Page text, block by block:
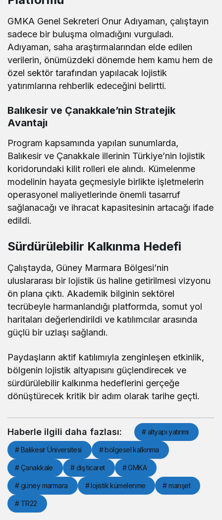
GMKA Genel Sekreteri Onur Adıyaman, çalıştayın
sadece bir buluşma olmadığını vurguladı.
Adıyaman, saha araştırmalarından elde edilen
verilerin, önümüzdeki dönemde hem kamu hem de
özel sektör tarafından yapılacak lojistik
yatırımlarına rehberlik edeceğini belirtti.
Balıkesir ve Çanakkale’nin Stratejik
Avantajı
Program kapsamında yapılan sunumlarda,
Balıkesir ve Çanakkale illerinin Türkiye’nin lojistik
koridorundaki kilit rolleri ele alındı. Kümelenme
modelinin hayata geçmesiyle birlikte işletmelerin
operasyonel maliyetlerinde önemli tasarruf
sağlanacağı ve ihracat kapasitesinin artacağı ifade
edildi.
Sürdürülebilir Kalkınma Hedefi
Çalıştayda, Güney Marmara Bölgesi’nin
uluslararası bir lojistik üs haline getirilmesi vizyonu
ön plana çıktı. Akademik bilginin sektörel
tecrübeyle harmanlandığı platformda, somut yol
haritaları değerlendirildi ve katılımcılar arasında
güçlü bir uzlaşı sağlandı.
Paydaşların aktif katılımıyla zenginleşen etkinlik,
bölgenin lojistik altyapısını güçlendirecek ve
sürdürülebilir kalkınma hedeflerini gerçeğe
dönüştürecek kritik bir adım olarak tarihe geçti.
Haberle ilgili daha fazlası: # altyapı yatırımı
# Balıkesir Üniversitesi # bölgesel kalkınma
# Çanakkale # dış ticaret # GMKA
# güney marmara # lojistik kümelenme # manşet
# TR22